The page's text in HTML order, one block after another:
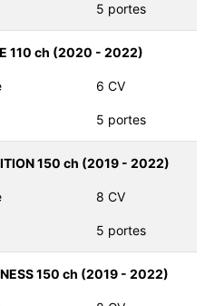
5 portes
110 ch (2020 - 2022)
6 CV
5 portes
150 ch (2019 - 2022)
8 CV
5 portes
150 ch (2019 - 2022)